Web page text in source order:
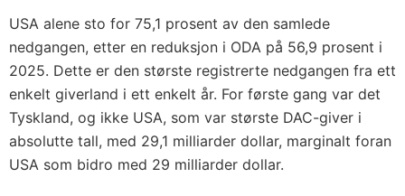
USA alene sto for 75,1 prosent av den samlede
nedgangen, etter en reduksjon i ODA på 56,9 prosent i
2025. Dette er den største registrerte nedgangen fra ett
enkelt giverland i ett enkelt år. For første gang var det
Tyskland, og ikke USA, som var største DAC-giver i
absolutte tall, med 29,1 milliarder dollar, marginalt foran
USA som bidro med 29 milliarder dollar.